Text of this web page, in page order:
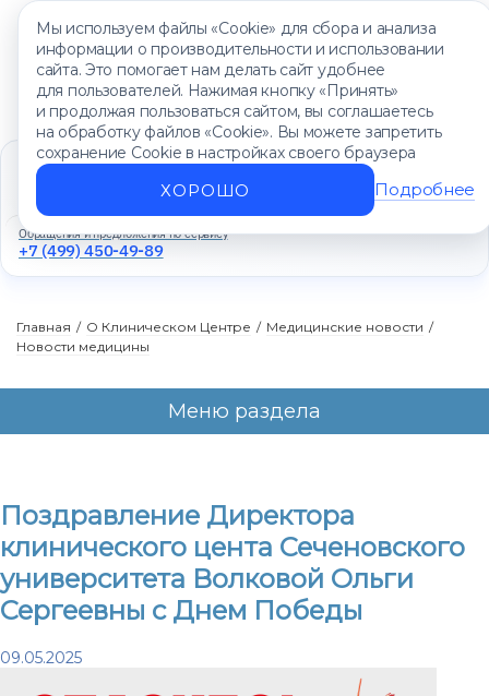
Мы используем файлы «Cookie» для сбора и анализа
информации о производительности и использовании
сайта. Это помогает нам делать сайт удобнее
для пользователей. Нажимая кнопку «Принять»
и продолжая пользоваться сайтом, вы соглашаетесь
на обработку файлов «Cookie». Вы можете запретить
сохранение Cookie в настройках своего браузера
ХОРОШО Подробнее
Единый контакт-центр
+7 (499) 450-88-89
Ежедневно с 8:00 до 20:00
Обращения и предложения по сервису
+7 (499) 450-49-89
Главная / О Клиническом Центре / Медицинские новости /
Новости медицины
Поздравление Директора
клинического цента Сеченовского
университета Волковой Ольги
Сергеевны с Днем Победы
09.05.2025
Меню раздела